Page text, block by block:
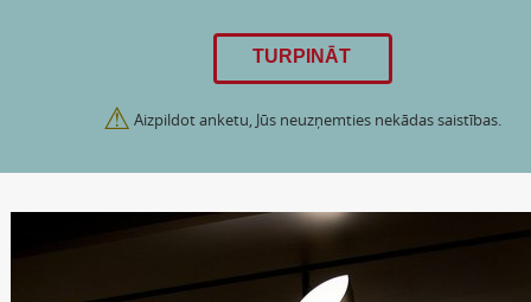
⚠ Aizpildot anketu, Jūs neuzņemties nekādas saistības.